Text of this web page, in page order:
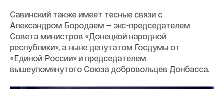
Савинский также имеет тесные связи с
Александром Бородаем — экс-председателем
Совета министров «Донецкой народной
республики», а ныне депутатом Госдумы от
«Единой России» и председателем
вышеупомянутого Союза добровольцев Донбасса.